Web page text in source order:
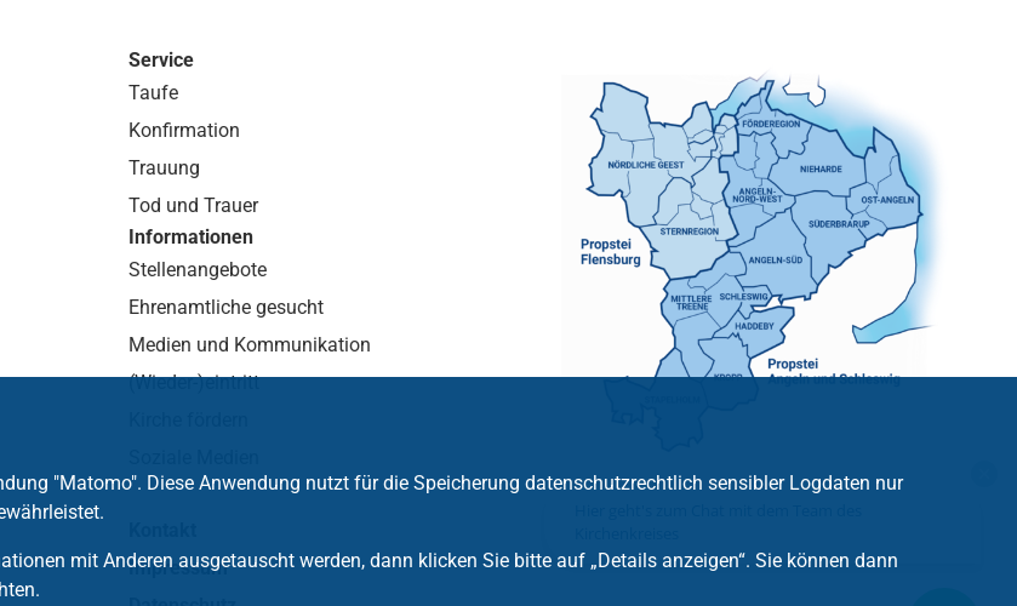
Service
Taufe
Konfirmation
Trauung
Tod und Trauer
Informationen
Stellenangebote
Ehrenamtliche gesucht
Medien und Kommunikation
(Wieder-)eintritt
Impressum
"Matomo". Diese Anwendung nutzt für die Speicherung datenschutzrechtlich sensibler Logdaten nur
mit Anderen ausgetauscht werden, dann klicken Sie bitte auf „Details anzeigen“. Sie können dann